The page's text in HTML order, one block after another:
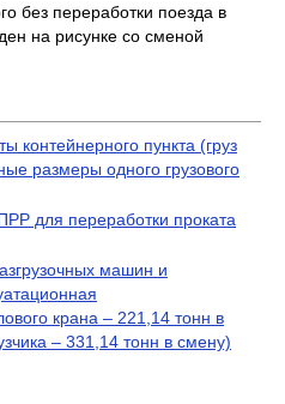
без переработки поезда в
на рисунке со сменой
контейнерного пункта (груз
размеры одного грузового
для переработки проката
машин и
крана – 221,14 тонн в
– 331,14 тонн в смену)